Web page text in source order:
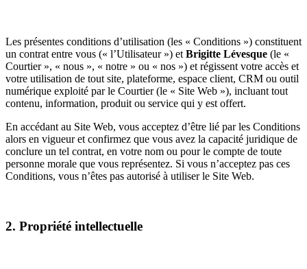
Les présentes conditions d’utilisation (les « Conditions ») constituent
un contrat entre vous (« l’Utilisateur ») et Brigitte Lévesque (le «
Courtier », « nous », « notre » ou « nos ») et régissent votre accès et
votre utilisation de tout site, plateforme, espace client, CRM ou outil
numérique exploité par le Courtier (le « Site Web »), incluant tout
contenu, information, produit ou service qui y est offert.
En accédant au Site Web, vous acceptez d’être lié par les Conditions
alors en vigueur et confirmez que vous avez la capacité juridique de
conclure un tel contrat, en votre nom ou pour le compte de toute
personne morale que vous représentez. Si vous n’acceptez pas ces
Conditions, vous n’êtes pas autorisé à utiliser le Site Web.
2. Propriété intellectuelle